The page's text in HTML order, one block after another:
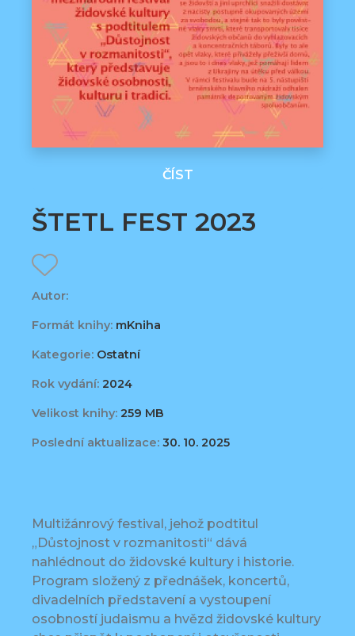
ČÍST
ŠTETL FEST 2023
Autor:
Formát knihy: mKniha
Kategorie: Ostatní
Rok vydání: 2024
Velikost knihy: 259 MB
Poslední aktualizace: 30. 10. 2025
Multižánrový festival, jehož podtitul
„Důstojnost v rozmanitosti“ dává
nahlédnout do židovské kultury i historie.
Program složený z přednášek, koncertů,
divadelních představení a vystoupení
osobností judaismu a hvězd židovské kultury